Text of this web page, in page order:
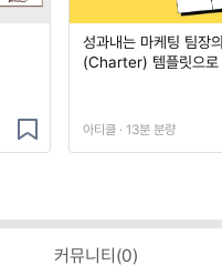
성과내는 마케팅 팀장
(Charter) 템플릿으로
아티클 · 13분 분량
커뮤니티(0)